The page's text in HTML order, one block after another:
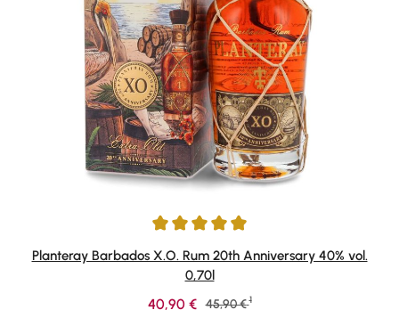
Durchschnittliche Bewertung von 4.91 von 5 Sternen
Planteray Barbados X.O. Rum 20th Anniversary 40% vol.
0,70l
Verkaufspreis:
40,90 € Regulärer Preis:
45,90 € 1